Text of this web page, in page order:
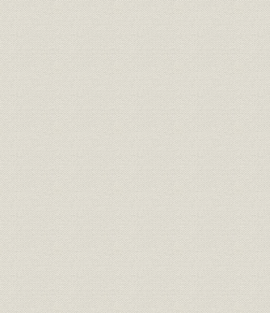
1. 自立化と国産化の進展
2. 業績の推移
第2章 事業の拡大と国産化技術の形成(1914~1931年)
第1節 第1次世界大戦ブームから昭和恐慌
1. 第1次世界大戦ブーム
2. 第3次電話拡張計画のスタート
3. 関東大震災と電話・通信事業の新たな展開
4. 昭和恐慌期の電話事業の展開
第2節 事業の拡大と日本電気の発展戦略
1. 第1次世界大戦時の日本電気
2. 経営管理の強化
3. 中国電気公司の設立